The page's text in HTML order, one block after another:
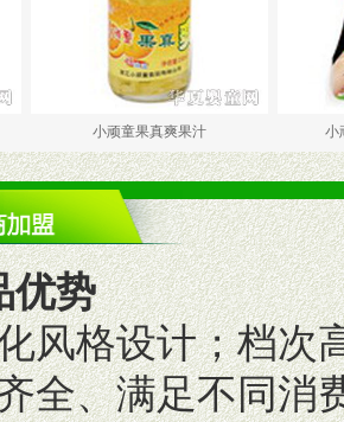
小顽童果真爽果汁 小顽童水
优势
风格设计；档次
全、满足不同消